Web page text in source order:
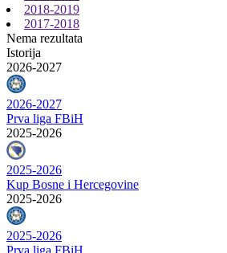
2018-2019
2017-2018
Nema rezultata
Istorija
2026-2027
2026-2027
Prva liga FBiH
2025-2026
2025-2026
Kup Bosne i Hercegovine
2025-2026
2025-2026
Prva liga FBiH